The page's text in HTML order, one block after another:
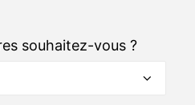
souhaitez-vous ?